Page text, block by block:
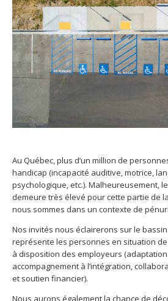
Au Québec, plus d’un million de
handicap (incapacité auditive, motrice,
psychologique, etc.). Malheureusement,
demeure très élevé pour cette partie de
nous sommes dans un contexte de
Nos invités nous éclairerons sur le
représente les personnes en situation
à disposition des employeurs
accompagnement à l’intégration,
et soutien financier).
Nous aurons également la chance de